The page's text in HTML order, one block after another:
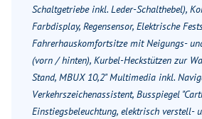
Schaltgetriebe inkl. Leder-Schalthebel),
Farbdisplay, Regensensor, Elektrische
Fahrerhauskomfortsitze mit Neigungs-
(vorn / hinten), Kurbel-Heckstützen zur
Stand, MBUX 10,2" Multimedia inkl.
Verkehrszeichenassistent, Busspiegel
Einstiegsbeleuchtung, elektrisch verstell-